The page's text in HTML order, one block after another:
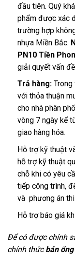
đầu tiên. Quý
phẩm được xác
trường hợp
nhựa Miền Bắc.
PN10 Tiền
giải quyết vấn
Trả hàng:Trong
với thỏa thuận
cho nhà phân
vòng 7 ngày kể
giao hàng hóa.
Hỗ trợ kỹ thuật
hỗ trợ kỹ thuật
chỗ khi có yêu
tiếp công trình,
và phương án
Hỗ trợ báo giá
Để có được chính
chính thứcbán